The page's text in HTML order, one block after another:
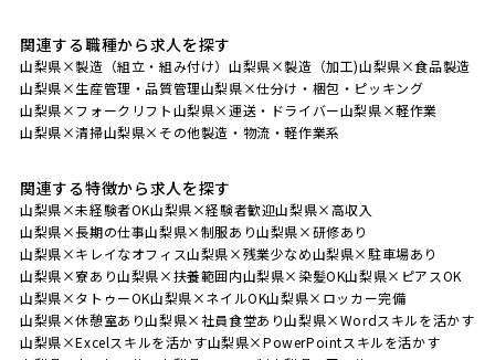
関連する職種から求人を探す
山梨県×製造（組立・組み付け）山梨県×製造（加工)山梨県×食品製造
山梨県×生産管理・品質管理山梨県×仕分け・梱包・ピッキング
山梨県×フォークリフト山梨県×運送・ドライバー山梨県×軽作業
山梨県×清掃山梨県×その他製造・物流・軽作業系
関連する特徴から求人を探す
山梨県×未経験者OK山梨県×経験者歓迎山梨県×高収入
山梨県×長期の仕事山梨県×制服あり山梨県×研修あり
山梨県×キレイなオフィス山梨県×残業少なめ山梨県×駐車場あり
山梨県×寮あり山梨県×扶養範囲内山梨県×染髪OK山梨県×ピアスOK
山梨県×タトゥーOK山梨県×ネイルOK山梨県×ロッカー完備
山梨県×休憩室あり山梨県×社員食堂あり山梨県×Wordスキルを活かす
山梨県×Excelスキルを活かす山梨県×PowerPointスキルを活かす